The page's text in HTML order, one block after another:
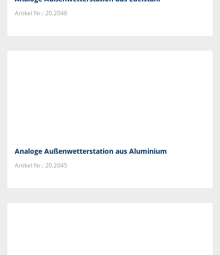
Artikel Nr.: 20.2046
Analoge Außenwetterstation aus Aluminium
Artikel Nr.: 20.2045